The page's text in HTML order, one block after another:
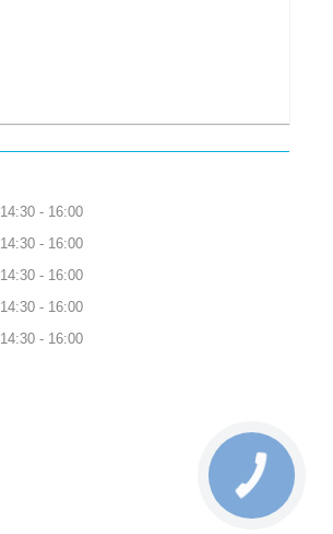
14:30
16:00
14:30
16:00
14:30
16:00
14:30
16:00
14:30
16:00